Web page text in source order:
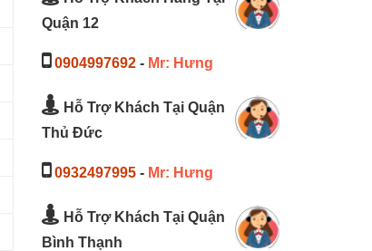
Quận 12
0904997692- Mr: Hưng
Hỗ Trợ Khách Tại Quận
Thủ Đức
0932497995- Mr: Hưng
Hỗ Trợ Khách Tại Quận
Bình Thạnh